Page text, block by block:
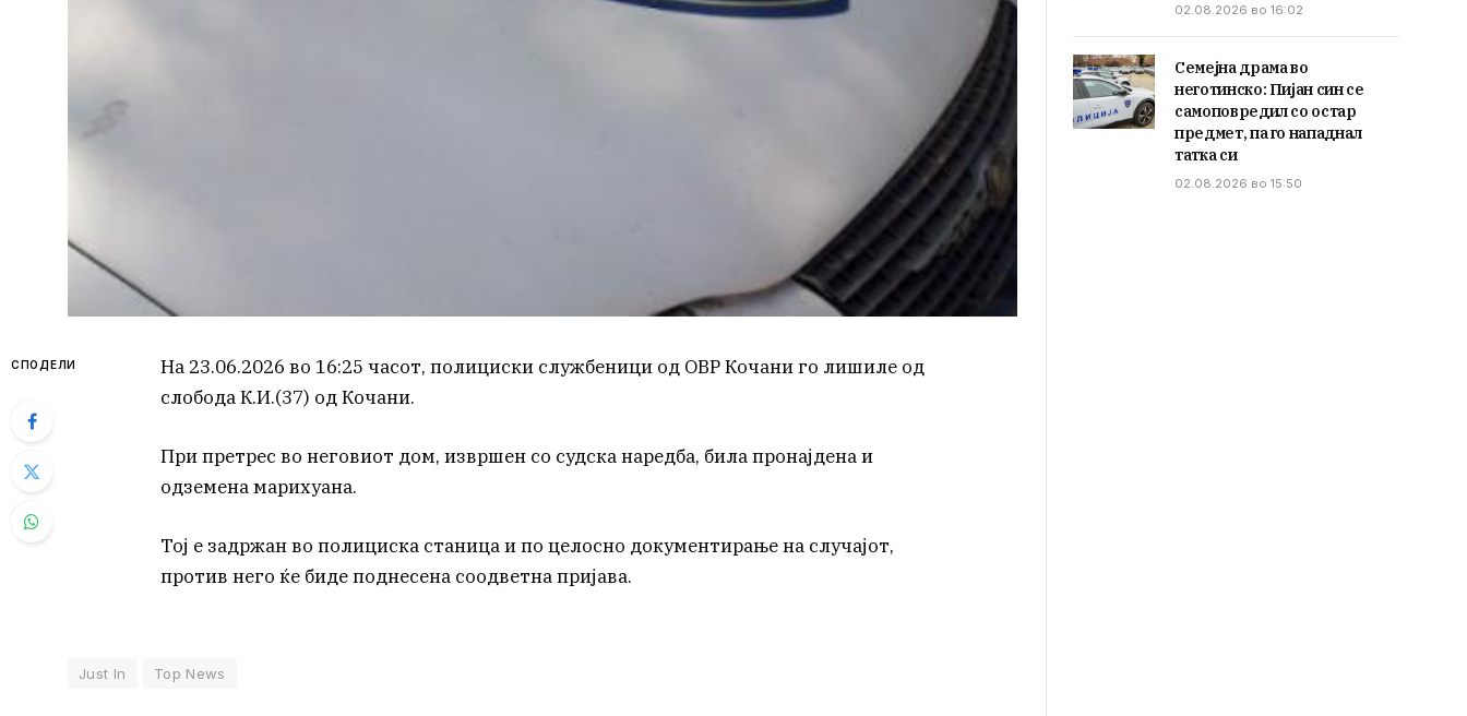
СПОДЕЛИ
На 23.06.2026 во 16:25 часот, полициски службеници од ОВР Кочани го лишиле од
слобода К.И.(37) од Кочани.
При претрес во неговиот дом, извршен со судска наредба, била пронајдена и
одземена марихуана.
Тој е задржан во полициска станица и по целосно документирање на случајот,
против него ќе биде поднесена соодветна пријава.
Just In Top News
02.08.2026 во 16:02
Семејна драма во
неготинско: Пијан син се
самоповредил со остар
предмет, па го нападнал
татка си
02.08.2026 во 15:50